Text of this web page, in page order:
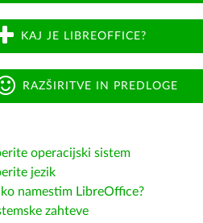
KAJ JE LIBREOFFICE?
RAZŠIRITVE IN PREDLOGE
operacijski sistem
jezik
namestim LibreOffice?
zahteve